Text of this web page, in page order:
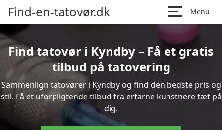
Find-en-tatovør.dk Menu
Find tatovør i Kyndby – Få et gratis
tilbud på tatovering
Sammenlign tatovører i Kyndby og find den bedste pris og
stil. Få et uforpligtende tilbud fra erfarne kunstnere tæt på
dig.